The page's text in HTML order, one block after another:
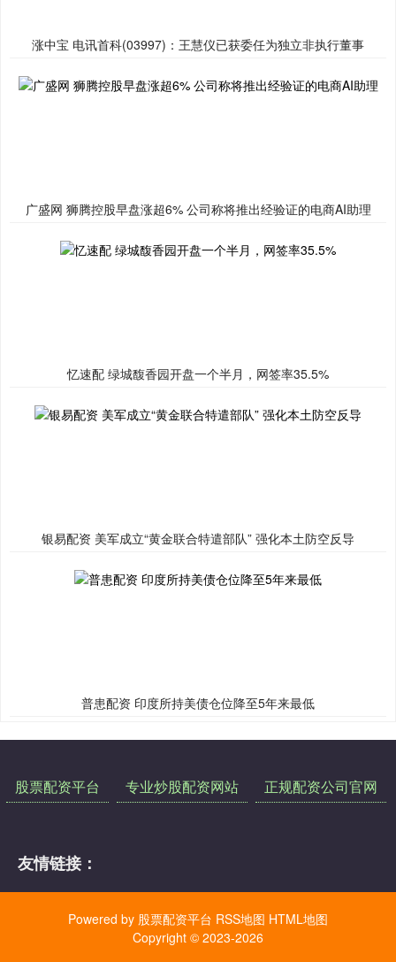
涨中宝 电讯首科(03997)：王慧仪已获委任为独立非执行董事
广盛网 狮腾控股早盘涨超6% 公司称将推出经验证的电商AI助理
忆速配 绿城馥香园开盘一个半月，网签率35.5%
银易配资 美军成立“黄金联合特遣部队” 强化本土防空反导
普患配资 印度所持美债仓位降至5年来最低
股票配资平台 专业炒股配资网站 正规配资公司官网
友情链接：
Powered by 股票配资平台 RSS地图 HTML地图
Copyright © 2023-2026